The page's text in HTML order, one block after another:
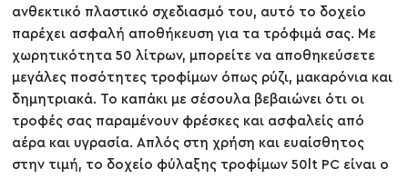
ανθεκτικό πλαστικό σχεδιασμό του, αυτό το δοχείο
παρέχει ασφαλή αποθήκευση για τα τρόφιμά σας. Με
χωρητικότητα 50 λίτρων, μπορείτε να αποθηκεύσετε
μεγάλες ποσότητες τροφίμων όπως ρύζι, μακαρόνια και
δημητριακά. Το καπάκι με σέσουλα βεβαιώνει ότι οι
τροφές σας παραμένουν φρέσκες και ασφαλείς από
αέρα και υγρασία. Απλός στη χρήση και ευαίσθητος
στην τιμή, το δοχείο φύλαξης τροφίμων 50lt PC είναι ο